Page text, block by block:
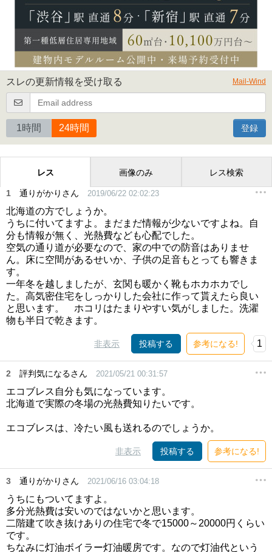
スレの更新情報を受け取る Mail-Wind
1時間 24時間 登録
レス 画像のみ レス検索
1 通りがかりさん 2019/06/22 02:02:23
北海道の方でしょうか。
うちに付いてますよ。まだまだ情報が少ないですよね。自
分も情報が無く、光熱費なども心配でした。
空気の通り道が必要なので、家の中での防音はありませ
ん。床に空間があるせいか、子供の足音もとっても響きま
す。
一年冬を越しましたが、玄関も暖かく靴もホカホカでし
た。高気密住宅をしっかりした会社に作って貰えたら良い
と思います。 ホコリはたまりやすい気がしました。洗濯
物も半日で乾きます。
非表示 投稿する 参考になる! 1
2 評判気になるさん 2021/05/21 00:31:57
エコブレス自分も気になっています。
北海道で実際の冬場の光熱費知りたいです。
エコブレスは、冷たい風も送れるのでしょうか。
非表示 投稿する 参考になる!
3 通りがかりさん 2021/06/16 03:04:18
うちにもついてますよ。
多分光熱費は安いのではないかと思います。
二階建て吹き抜けありの住宅で冬で15000～20000円くらい
です。
ちなみに灯油ボイラー灯油暖房です。なので灯油代という